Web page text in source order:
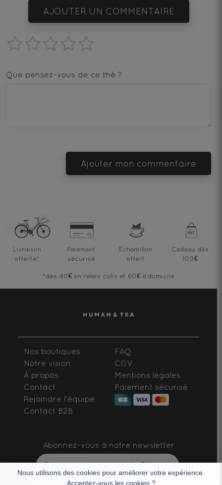
AJOUTER UN COMMENTAIRE
star
—
—
stars
Que pensez-vous de ce thé ?
Ajouter mon commentaire
Nous utilisons des cookies pour améliorer votre expérience.
Acceptez-vous les cookies ?
Livraison
offerte*
Paiement
sécurisé
Échantillon
offert
Cadeau dès
100€
*dès 40€ en relais colis et 60€ à domicile
Nos boutiques
Notre vision
À propos
Contact
Rejoindre l'équipe
Contact B2B
FAQ
CGV
Mentions légales
Paiement sécurisé
Abonnez-vous à notre newsletter
S'abonner